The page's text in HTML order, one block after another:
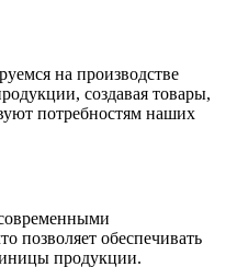
на производстве
создавая товары,
потребностям наших
позволяет обеспечивать
продукции.